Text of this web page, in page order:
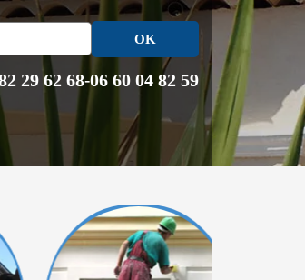
29 62 68-06 60 04 82 59